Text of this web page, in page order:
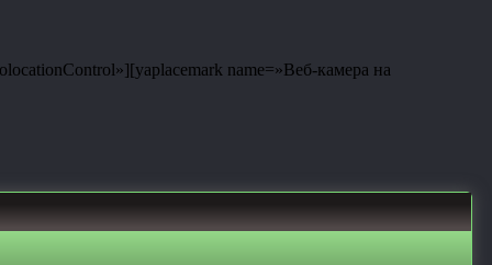
name=»Веб-камера на